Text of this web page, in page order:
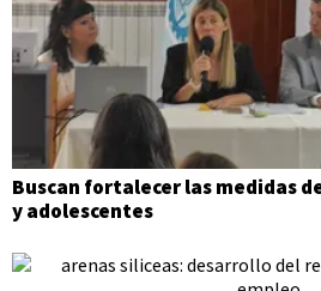
Buscan fortalecer las medidas
y adolescentes